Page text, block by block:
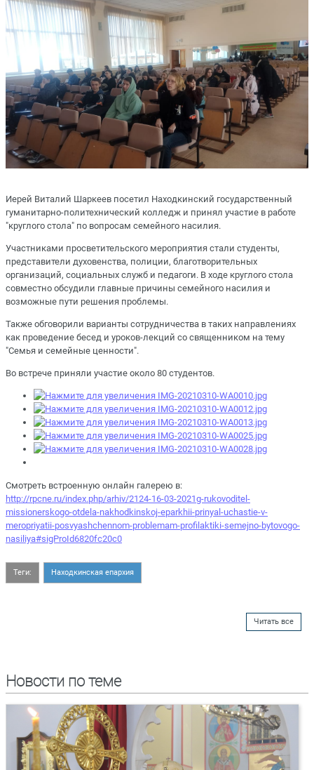
Иерей Виталий Шаркеев посетил Находкинский государственный
гуманитарно-политехнический колледж и принял участие в работе
"круглого стола" по вопросам семейного насилия.
Участниками просветительского мероприятия стали студенты,
представители духовенства, полиции, благотворительных
организаций, социальных служб и педагоги. В ходе круглого стола
совместно обсудили главные причины семейного насилия и
возможные пути решения проблемы.
Также обговорили варианты сотрудничества в таких направлениях
как проведение бесед и уроков-лекций со священником на тему
"Семья и семейные ценности".
Во встрече приняли участие около 80 студентов.
Смотреть встроенную онлайн галерею в:
http://rpcne.ru/index.php/arhiv/2124-16-03-2021g-rukovoditel-
missionerskogo-otdela-nakhodkinskoj-eparkhii-prinyal-uchastie-v-
meropriyatii-posvyashchennom-problemam-profilaktiki-semejno-bytovogo-
nasiliya#sigProId6820fc20c0
Теги: Находкинская епархия
Читать все
Новости по теме